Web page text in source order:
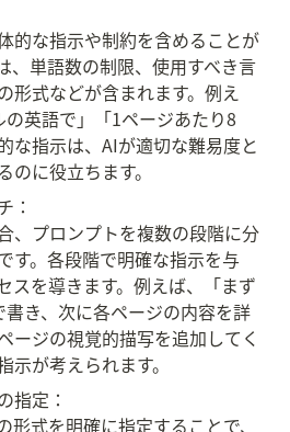
的な指示や制約を含めることが
、単語数の制限、使用すべき言
形式などが含まれます。例え
英語で」「1ページあたり8
な指示は、AIが適切な難易度と
のに役立ちます。
：
、プロンプトを複数の段階に分
す。各段階で明確な指示を与
スを導きます。例えば、「まず
き、次に各ページの内容を詳
ージの視覚的描写を追加してく
示が考えられます。
指定：
式を明確に指定することで、